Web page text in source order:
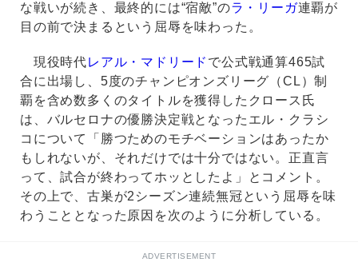
な戦いが続き、最終的には“宿敵”のラ・リーガ連覇が
目の前で決まるという屈辱を味わった。
現役時代レアル・マドリード で公式戦通算465試
合に出場し、5度のチャンピオンズリーグ（CL）制
覇を含め数多くのタイトルを獲得したクロース氏
は、バルセロナの優勝決定戦となったエル・クラシ
コについて「勝つためのモチベーションはあったか
もしれないが、それだけでは十分ではない。正直言
って、試合が終わってホッとしたよ」とコメント。
その上で、古巣が2シーズン連続無冠という屈辱を味
わうこととなった原因を次のように分析している。
ADVERTISEMENT